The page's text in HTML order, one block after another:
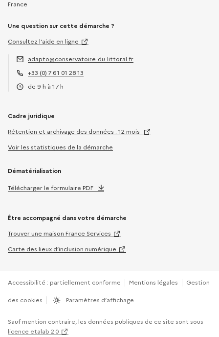
France
Une question sur cette démarche ?
Consultez l’aide en ligne
Adresse électronique :
adapto@conservatoire-du-littoral.fr
Téléphone :
+33 (0) 7 61 01 28 13
de 9 h à 17 h
Cadre juridique
Rétention et archivage des données : 12 mois
Voir les statistiques de la démarche
Dématérialisation
Télécharger le formulaire PDF
Être accompagné dans votre démarche
Trouver une maison France Services
Carte des lieux d’inclusion numérique
Accessibilité : partiellement conforme Mentions légales Gestion
des cookies Paramètres d’affichage
Sauf mention contraire, les données publiques de ce site sont sous
licence etalab 2.0